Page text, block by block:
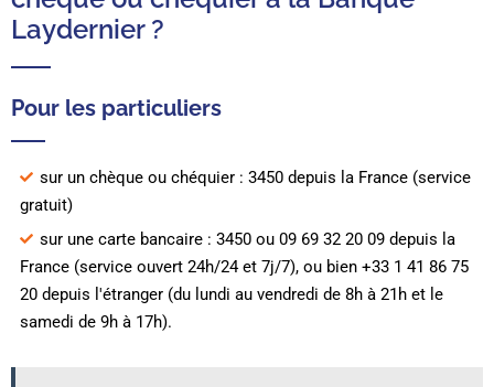
Laydernier ?
Pour les particuliers
sur un chèque ou chéquier : 3450 depuis la France (service
gratuit)
sur une carte bancaire : 3450 ou 09 69 32 20 09 depuis la
France (service ouvert 24h/24 et 7j/7), ou bien +33 1 41 86 75
20 depuis l'étranger (du lundi au vendredi de 8h à 21h et le
samedi de 9h à 17h).